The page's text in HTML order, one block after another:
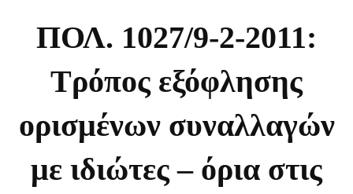
ΠΟΛ. 1027/9-2-2011:
Τρόπος εξόφλησης
ορισμένων συναλλαγών
με ιδιώτες – όρια στις